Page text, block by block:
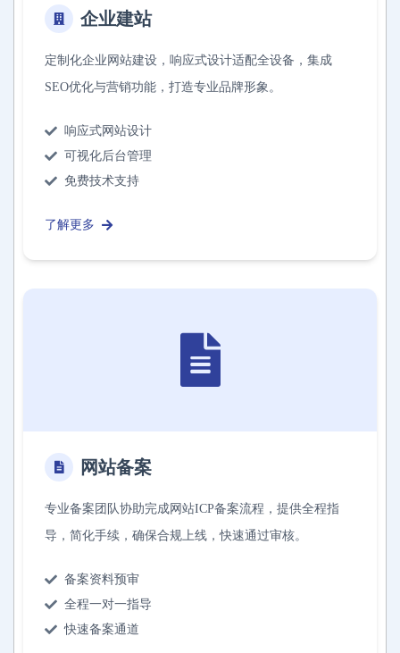
企业建站
定制化企业网站建设，响应式设计适配全设备，集成
SEO优化与营销功能，打造专业品牌形象。
响应式网站设计
可视化后台管理
免费技术支持
了解更多
网站备案
专业备案团队协助完成网站ICP备案流程，提供全程指
导，简化手续，确保合规上线，快速通过审核。
备案资料预审
全程一对一指导
快速备案通道